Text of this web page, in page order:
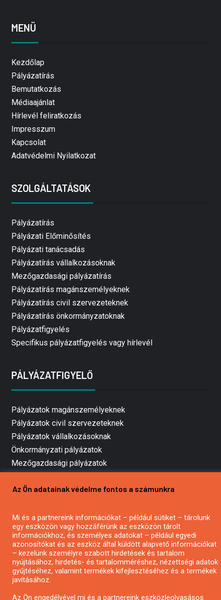
MENÜ
Kezdőlap
Pályázatírás
Bemutatkozás
Médiaajánlat
Hírlevél feliratkozás
Impresszum
Kapcsolat
Adatvédelmi Nyilatkozat
SZOLGÁLTATÁSOK
Pályázatírás
Pályázati Előminősítés
Pályázati tanácsadás
Pályázatírás vállalkozásoknak
Mezőgazdasági pályázatírás
Pályázatírás magánszemélyeknek
Pályázatírás civil szervezeteknek
Pályázatírás önkormányzatoknak
Pályázatfigyelés
Specifikus pályázatfigyelés vagy hírlevél
PÁLYÁZATFIGYELŐ
Pályázatok magánszemélyeknek
Pályázatok civil szervezeteknek
Pályázatok vállalkozásoknak
Önkormányzati pályázatok
Mezőgazdasági pályázatok
Napelem pályázatok
Copyright © All rights reserved.
Az Ön adatainak védelme fontos a számunkra
Mi és a partnereink információkat – például sütiket – tárolunk
egy eszközön vagy hozzáférünk az eszközön tárolt
információkhoz, és személyes adatokat – például egyedi
azonosítókat és az eszköz által küldött alapvető információkat
– kezelünk személyre szabott hirdetések és tartalom
nyújtásához, hirdetés- és tartalomméréshez, nézettségi adatok
gyűjtéséhez, valamint termékek kifejlesztéséhez és a termékek
javításához.
Az Ön engedélyével mi és a partnereink eszközleolvasásos